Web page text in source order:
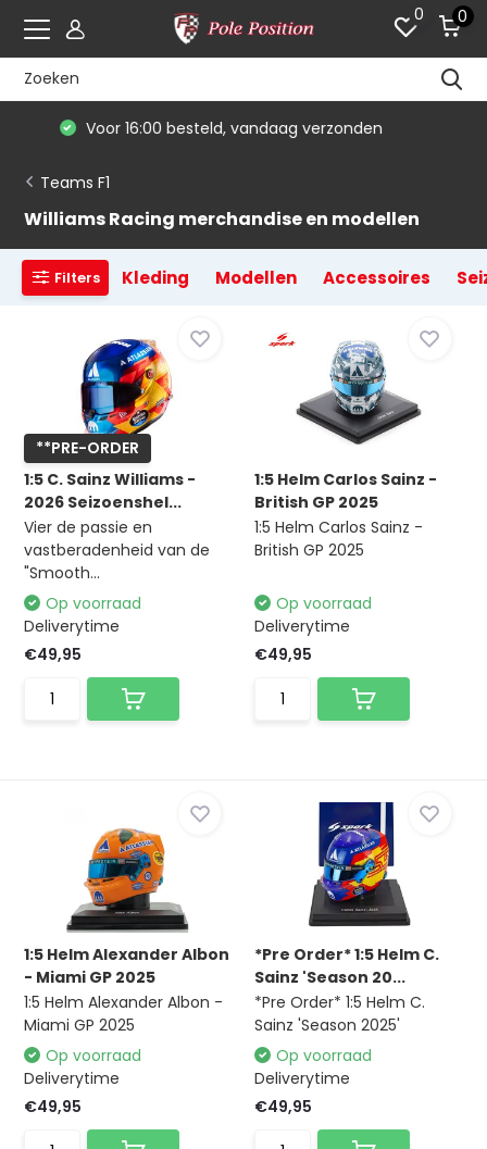
0 0
De #1 in modelauto's & race merchandise
Teams F1
Williams Racing merchandise en modellen
Filters Kleding Modellen Accessoires
**PRE-ORDER
1:5 C. Sainz Williams -
2026 Seizoenshel...
Vier de passie en
vastberadenheid van de
"Smooth...
Op voorraad
Deliverytime
€49,95
1:5 Helm Carlos Sainz -
British GP 2025
1:5 Helm Carlos Sainz -
British GP 2025
Op voorraad
Deliverytime
€49,95
1:5 Helm Alexander Albon
- Miami GP 2025
1:5 Helm Alexander Albon -
Miami GP 2025
Op voorraad
Deliverytime
€49,95
*Pre Order* 1:5 Helm C.
Sainz 'Season 20...
*Pre Order* 1:5 Helm C.
Sainz 'Season 2025'
Op voorraad
Deliverytime
€49,95